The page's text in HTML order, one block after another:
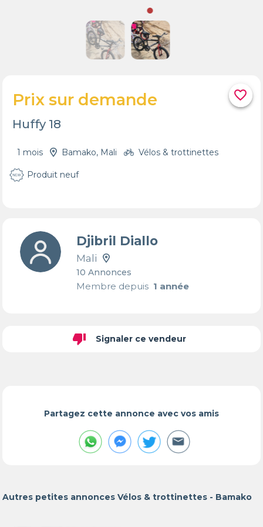
favorite_border
Prix sur demande
Huffy 18
1 mois Bamako, Mali Vélos & trottinettes
Produit neuf
Djibril Diallo
Mali
10 Annonces
Membre depuis1 année
thumb_down Signaler ce vendeur
Partagez cette annonce avec vos amis
Autres petites annonces Vélos & trottinettes - Bamako